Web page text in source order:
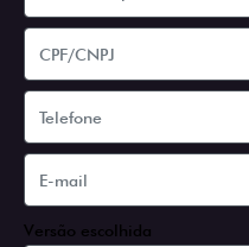
Versão escolhida